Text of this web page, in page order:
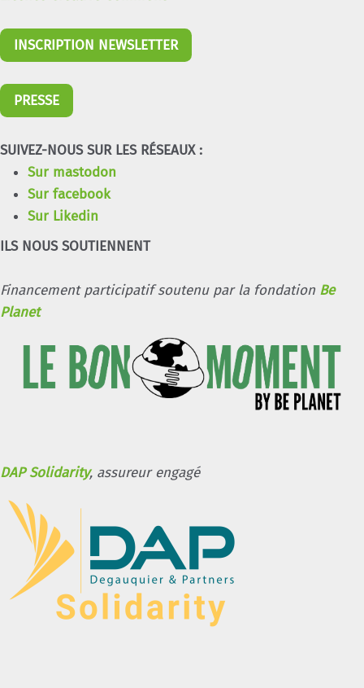
INSCRIPTION NEWSLETTER
PRESSE
SUIVEZ-NOUS SUR LES RÉSEAUX :
Sur mastodon
Sur facebook
Sur Likedin
ILS NOUS SOUTIENNENT
Financement participatif soutenu par la fondation Be
Planet
DAP Solidarity, assureur engagé